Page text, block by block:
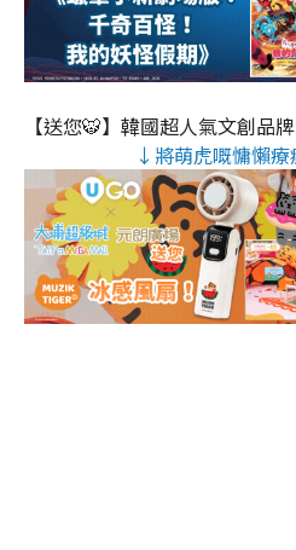
【送您🐯】韓國超人氣文創品
↓將萌虎嘅慵懶